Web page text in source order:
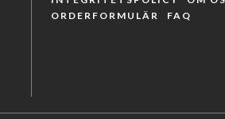
ORDERFORMULÄR
FAQ